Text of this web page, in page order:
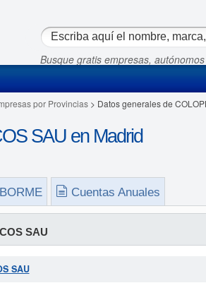
Busque gratis empresas,
por Provincias> Datos generales de
SAU en Madrid
BORME Cuentas Anuales
SAU
SAU